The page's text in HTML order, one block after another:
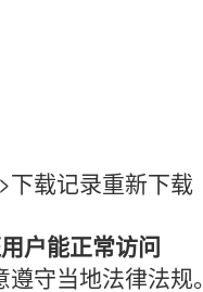
载记录重新下载
户能正常访问
守当地法律法规。